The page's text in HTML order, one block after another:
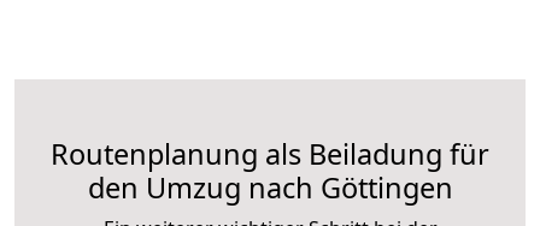
Routenplanung als Beiladung für
den Umzug nach Göttingen